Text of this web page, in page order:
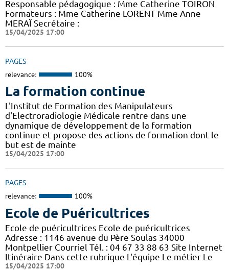
Responsable pédagogique : Mme Catherine TOIRON
Formateurs : Mme Catherine LORENT Mme Anne
MERAÏ Secrétaire :
15/04/2025 17:00
PAGES
relevance: 100%
La formation continue
L'Institut de Formation des Manipulateurs
d'Electroradiologie Médicale rentre dans une
dynamique de développement de la formation
continue et propose des actions de formation dont le
but est de mainte
15/04/2025 17:00
PAGES
relevance: 100%
Ecole de Puéricultrices
Ecole de puéricultrices Ecole de puéricultrices
Adresse : 1146 avenue du Père Soulas 34000
Montpellier Courriel Tél. : 04 67 33 88 63 Site Internet
Itinéraire Dans cette rubrique L'équipe Le métier Le
15/04/2025 17:00